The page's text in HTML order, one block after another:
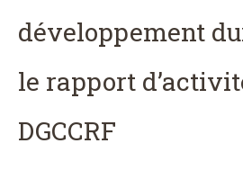
développement
le rapport
DGCCRF